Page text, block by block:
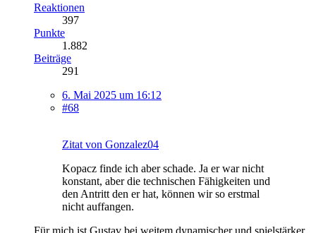
Reaktionen
397
Punkte
1.882
Beiträge
291
6. Mai 2025 um 16:12
#68
Zitat von Gonzalez04
Kopacz finde ich aber schade. Ja er war nicht
konstant, aber die technischen Fähigkeiten und
den Antritt den er hat, können wir so erstmal
nicht auffangen.
Für mich ist Gustav bei weitem dynamischer und spielstärker